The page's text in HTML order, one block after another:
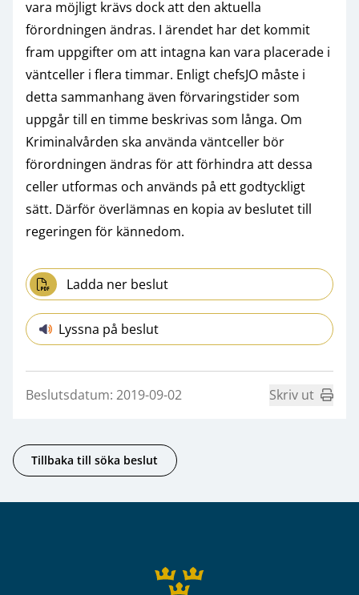
vara möjligt krävs dock att den aktuella
förordningen ändras. I ärendet har det kommit
fram uppgifter om att intagna kan vara placerade i
väntceller i flera timmar. Enligt chefsJO måste i
detta sammanhang även förvaringstider som
uppgår till en timme beskrivas som långa. Om
Kriminalvården ska använda väntceller bör
förordningen ändras för att förhindra att dessa
celler utformas och används på ett godtyckligt
sätt. Därför överlämnas en kopia av beslutet till
regeringen för kännedom.
Ladda ner beslut
Lyssna på beslut
Beslutsdatum: 2019-09-02 Skriv ut
Tillbaka till söka beslut